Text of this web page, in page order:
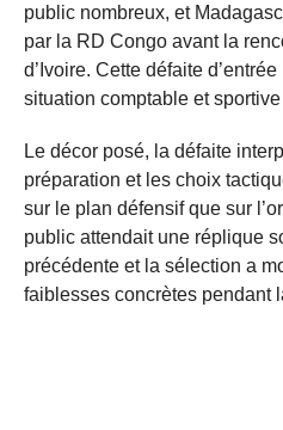
public nombreux, et
par la RD Congo avant la
d’Ivoire. Cette défaite
situation comptable et
Le décor posé, la défaite
préparation et les choix
sur le plan défensif que sur
public attendait une réplique
précédente et la sélection a
faiblesses concrètes pendant